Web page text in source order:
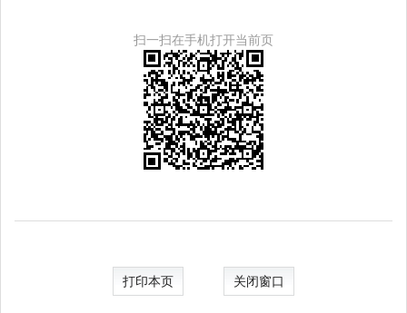
扫一扫在手机打开当前页
打印本页 关闭窗口